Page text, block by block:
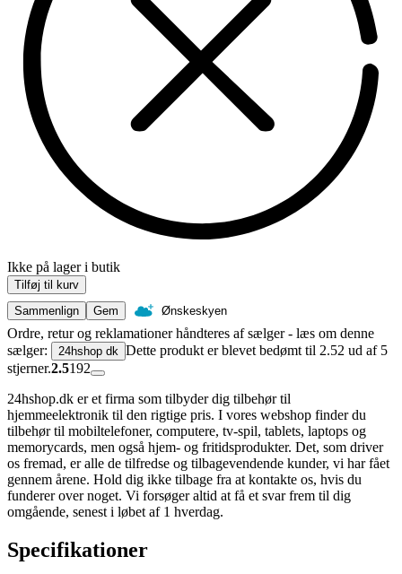
Ikke på lager i butik
Tilføj til kurv
Sammenlign
Gem Ønskeskyen
Ordre, retur og reklamationer håndteres af sælger - læs om denne
sælger:
24hshop dk Dette produkt er blevet bedømt til 2.52 ud af 5
stjerner.2.5192
24hshop.dk er et firma som tilbyder dig tilbehør til
hjemmeelektronik til den rigtige pris. I vores webshop finder du
tilbehør til mobiltelefoner, computere, tv-spil, tablets, laptops og
memorycards, men også hjem- og fritidsprodukter. Det, som driver
os fremad, er alle de tilfredse og tilbagevendende kunder, vi har fået
gennem årene. Hold dig ikke tilbage fra at kontakte os, hvis du
funderer over noget. Vi forsøger altid at få et svar frem til dig
omgående, senest i løbet af 1 hverdag.
Specifikationer